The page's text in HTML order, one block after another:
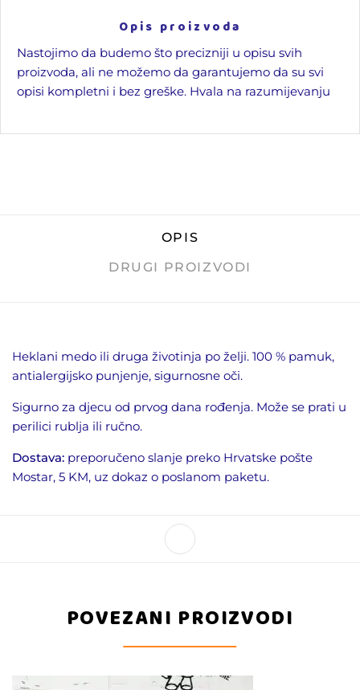
Opis proizvoda
Nastojimo da budemo što precizniji u opisu svih
proizvoda, ali ne možemo da garantujemo da su svi
opisi kompletni i bez greške. Hvala na razumijevanju
OPIS
DRUGI PROIZVODI
Heklani medo ili druga životinja po želji. 100 % pamuk,
antialergijsko punjenje, sigurnosne oči.
Sigurno za djecu od prvog dana rođenja. Može se prati u
perilici rublja ili ručno.
Dostava: preporučeno slanje preko Hrvatske pošte
Mostar, 5 KM, uz dokaz o poslanom paketu.
POVEZANI PROIZVODI